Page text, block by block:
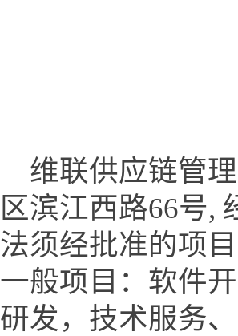
维联供应链管
区滨江西路66号,
法须经批准的项
一般项目：软件
研发，技术服务